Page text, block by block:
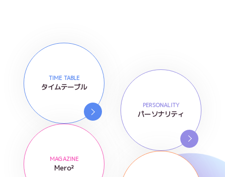
TIME TABLE
タイムテーブル
PERSONALITY
パーソナリティ
MAGAZINE
Mero²